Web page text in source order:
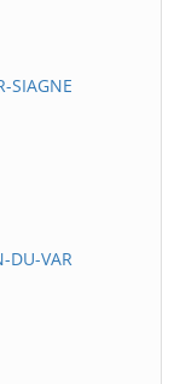
SIAGNE
DU-VAR